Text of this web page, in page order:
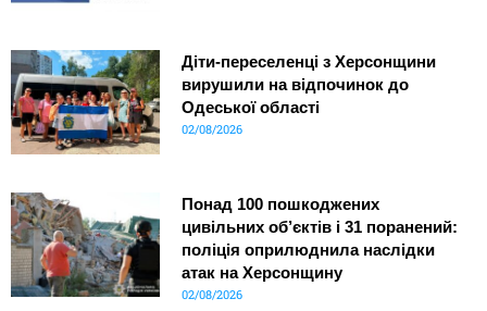
Діти-переселенці з Херсонщини
вирушили на відпочинок до
Одеської області
02/08/2026
Понад 100 пошкоджених
цивільних об’єктів і 31 поранений:
поліція оприлюднила наслідки
атак на Херсонщину
02/08/2026